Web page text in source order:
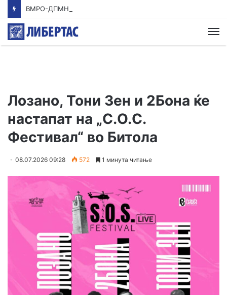
Лозано, Тони Зен и 2Бона ќе
настапат на „С.О.С.
Фестивал“ во Битола
08.07.2026 09:28 572 1 минута читање